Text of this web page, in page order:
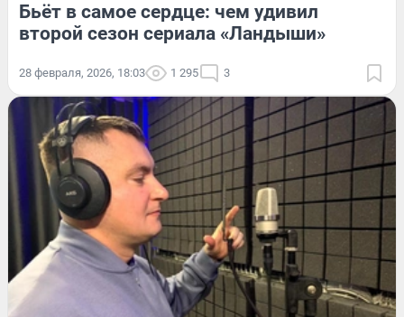
Бьёт в самое сердце: чем удивил
второй сезон сериала «Ландыши»
28 февраля, 2026, 18:03 1 295 3